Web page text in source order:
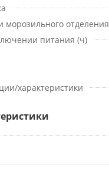
морозильного отделения
питания (ч)
характеристики